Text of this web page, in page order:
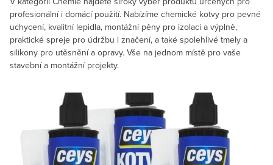
profesionální i domácí použití. Nabízíme chemické kotvy pro pevné
uchycení, kvalitní lepidla, montážní pěny pro izolaci a výplně,
praktické spreje pro údržbu i značení, a také spolehlivé tmely a
silikony pro utěsnění a opravy. Vše na jednom místě pro vaše
stavební a montážní projekty.